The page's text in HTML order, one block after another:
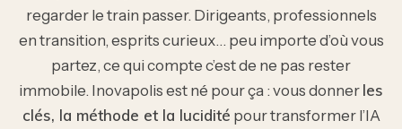
regarder le train passer. Dirigeants, professionnels
en transition, esprits curieux… peu importe d’où vous
partez, ce qui compte c’est de ne pas rester
immobile. Inovapolis est né pour ça : vous donner les
clés, la méthode et la lucidité pour transformer l’IA